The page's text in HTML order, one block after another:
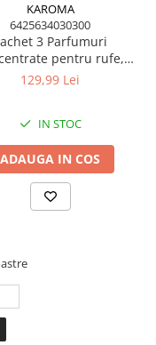
KAROMA
6425634030300
3 Parfumuri
pentru rufe,
- Fresh Bloom,
129,99 Lei
IN STOC
ADAUGA IN COS